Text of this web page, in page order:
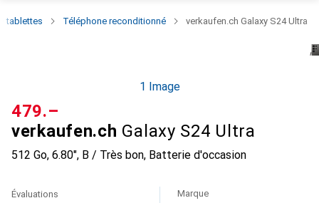
tablettes Téléphone reconditionné verkaufen.ch Galaxy S24 Ultra
1 Image
verkaufen.ch Galaxy S24 Ultra
512 Go, 6.80", B / Très bon, Batterie d'occasion
CHF
479.–
Évaluations Marque